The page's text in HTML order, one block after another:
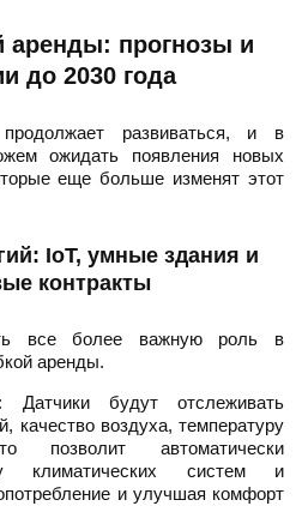
аренды: прогнозы и
до 2030 года
развиваться, и в
ожидать появления новых
еще больше изменят этот
IoT, умные здания и
контракты
все более важную роль в
аренды.
: Датчики будут отслеживать
качество воздуха, температуру
позволит автоматически
климатических систем и
и улучшая комфорт